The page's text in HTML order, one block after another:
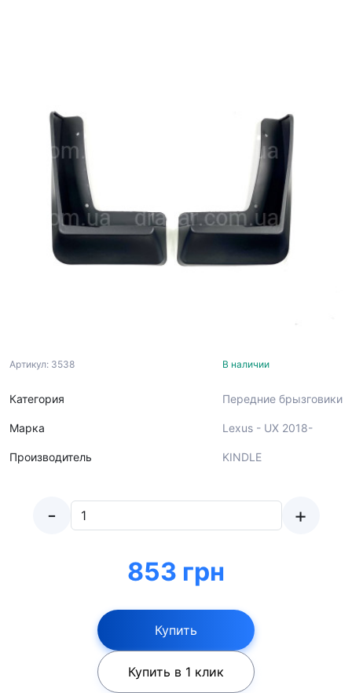
Артикул: 3538
Категория
Марка
Производитель
В наличии
Передние брызговики
Lexus - UX 2018-
KINDLE
- +
853 грн
Купить
Купить в 1 клик